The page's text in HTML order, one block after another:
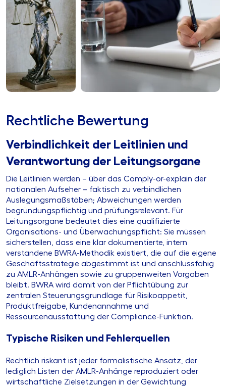
Rechtliche Bewertung
Verbindlichkeit der Leitlinien und
Verantwortung der Leitungsorgane
Die Leitlinien werden – über das Comply-or-explain der
nationalen Aufseher – faktisch zu verbindlichen
Auslegungsmaßstäben; Abweichungen werden
begründungspflichtig und prüfungsrelevant. Für
Leitungsorgane bedeutet dies eine qualifizierte
Organisations- und Überwachungspflicht: Sie müssen
sicherstellen, dass eine klar dokumentierte, intern
verstandene BWRA-Methodik existiert, die auf die eigene
Geschäftsstrategie abgestimmt ist und anschlussfähig
zu AMLR-Anhängen sowie zu gruppenweiten Vorgaben
bleibt. BWRA wird damit von der Pflichtübung zur
zentralen Steuerungsgrundlage für Risikoappetit,
Produktfreigabe, Kundenannahme und
Ressourcenausstattung der Compliance-Funktion.
Typische Risiken und Fehlerquellen
Rechtlich riskant ist jeder formalistische Ansatz, der
lediglich Listen der AMLR-Anhänge reproduziert oder
wirtschaftliche Zielsetzungen in der Gewichtung